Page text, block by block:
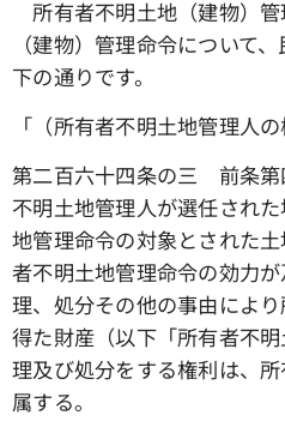
所有者不明土地（建物）
（建物）管理命令について
下の通りです。
「（所有者不明土地管理人の
第二百六十四条の三 前条第
不明土地管理人が選任され
地管理命令の対象とされた
者不明土地管理命令の効力
理、処分その他の事由によ
得た財産（以下「所有者不
理及び処分をする権利は、
属する。